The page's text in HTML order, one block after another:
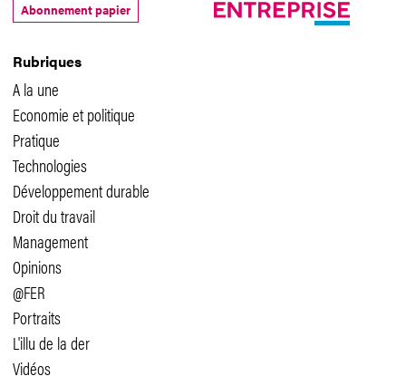
Rubriques
A la une
Economie et politique
Pratique
Technologies
Développement durable
Droit du travail
Management
Opinions
@FER
Portraits
L'illu de la der
Vidéos
Abonnement papier